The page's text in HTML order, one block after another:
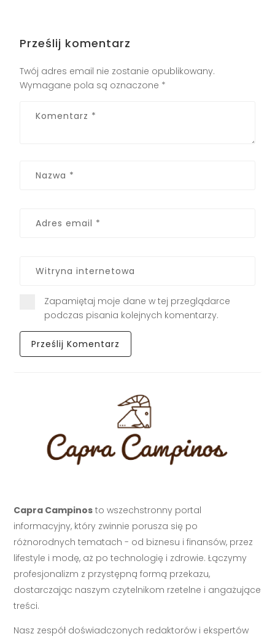
Prześlij komentarz
Twój adres email nie zostanie opublikowany.
Wymagane pola są oznaczone *
Zapamiętaj moje dane w tej przeglądarce
podczas pisania kolejnych komentarzy.
Capra Campinos to wszechstronny portal
informacyjny, który zwinnie porusza się po
różnorodnych tematach - od biznesu i finansów, przez
lifestyle i modę, aż po technologię i zdrowie. Łączymy
profesjonalizm z przystępną formą przekazu,
dostarczając naszym czytelnikom rzetelne i angażujące
treści.
Nasz zespół doświadczonych redaktorów i ekspertów